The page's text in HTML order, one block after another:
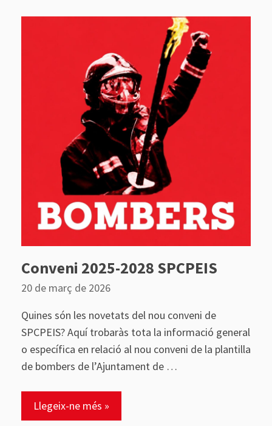
Conveni 2025-2028 SPCPEIS
20 de març de 2026
Quines són les novetats del nou conveni de
SPCPEIS? Aquí trobaràs tota la informació general
o específica en relació al nou conveni de la plantilla
de bombers de l’Ajuntament de …
Llegeix-ne més »